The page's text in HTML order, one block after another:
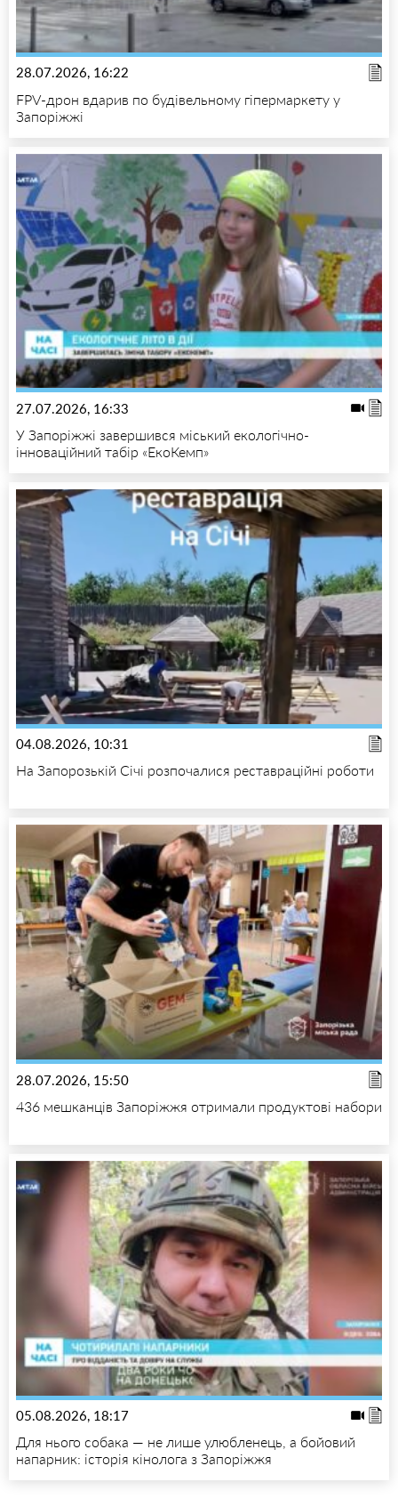
28.07.2026, 16:22
FPV-дрон вдарив по будівельному гіпермаркету у
Запоріжжі
27.07.2026, 16:33
У Запоріжжі завершився міський екологічно-
інноваційний табір «ЕкоКемп»
04.08.2026, 10:31
На Запорозькій Січі розпочалися реставраційні роботи
28.07.2026, 15:50
436 мешканців Запоріжжя отримали продуктові набори
05.08.2026, 18:17
Для нього собака — не лише улюбленець, а бойовий
напарник: історія кінолога з Запоріжжя